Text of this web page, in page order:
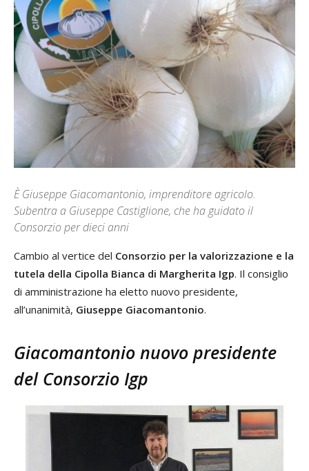
È Giuseppe Giacomantonio, imprenditore agricolo.
Subentra a Giuseppe Castiglione, che ha guidato il
Consorzio per dieci anni
Cambio al vertice del Consorzio per la valorizzazione e la
tutela della Cipolla Bianca di Margherita Igp. Il consiglio
di amministrazione ha eletto nuovo presidente,
all’unanimità, Giuseppe Giacomantonio.
Giacomantonio nuovo presidente
del Consorzio Igp